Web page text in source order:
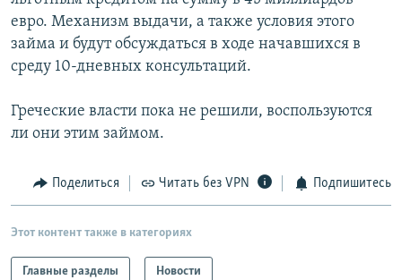
СОЦИАЛЬНЫЕ СЕТИ
евро. Механизм выдачи, а также условия этого
займа и будут обсуждаться в ходе начавшихся в
среду 10-дневных консультаций.
Греческие власти пока не решили, воспользуются
ли они этим займом.
Поделиться Читать без VPN Подпишитесь
Этот контент также в категориях
Главные разделы Новости